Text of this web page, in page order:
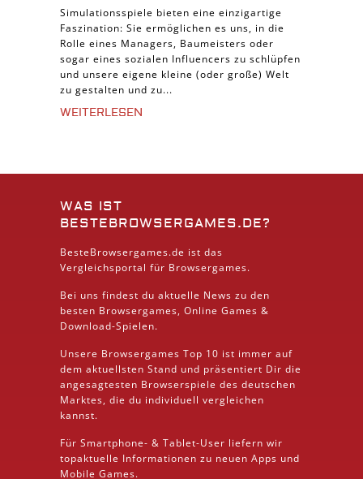
Simulationsspiele bieten eine einzigartige
Faszination: Sie ermöglichen es uns, in die
Rolle eines Managers, Baumeisters oder
sogar eines sozialen Influencers zu schlüpfen
und unsere eigene kleine (oder große) Welt
zu gestalten und zu...
WEITERLESEN
WAS IST
BESTEBROWSERGAMES.DE?
BesteBrowsergames.de ist das
Vergleichsportal für Browsergames.
Bei uns findest du aktuelle News zu den
besten Browsergames, Online Games &
Download-Spielen.
Unsere Browsergames Top 10 ist immer auf
dem aktuellsten Stand und präsentiert Dir die
angesagtesten Browserspiele des deutschen
Marktes, die du individuell vergleichen
kannst.
Für Smartphone- & Tablet-User liefern wir
topaktuelle Informationen zu neuen Apps und
Mobile Games.